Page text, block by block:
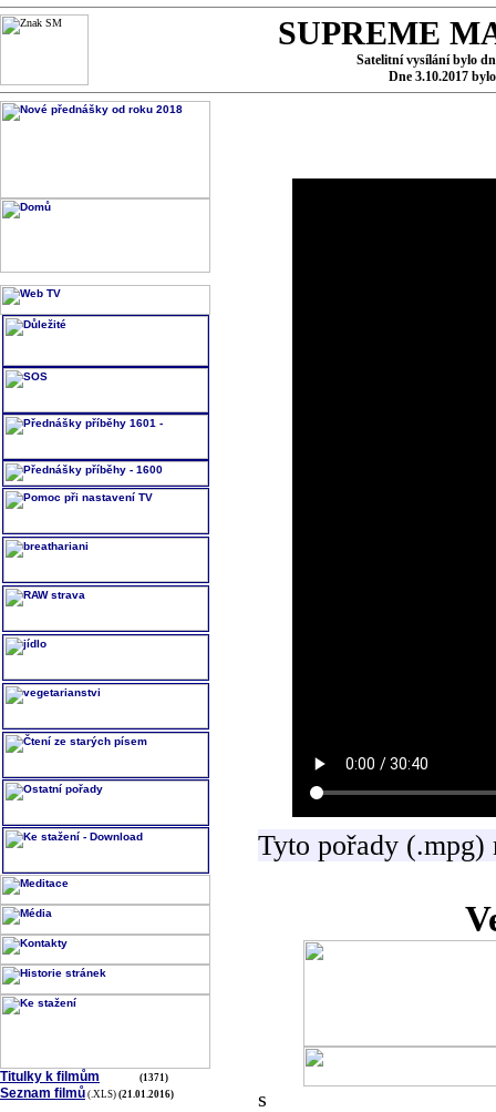
SUPREME
Satelitní vysílání bylo
Dne 3.10.2017
Titulky k filmům (1371)
Seznam filmů (.XLS) (21.01.2016)
Tyto pořady
s